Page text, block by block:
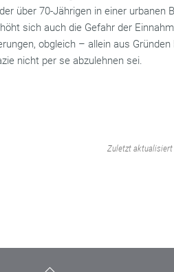
über 70-Jährigen in einer urbanen
sich auch die Gefahr der
obgleich – allein aus Gründen
nicht per se abzulehnen sei.
‌Zuletzt aktualisiert